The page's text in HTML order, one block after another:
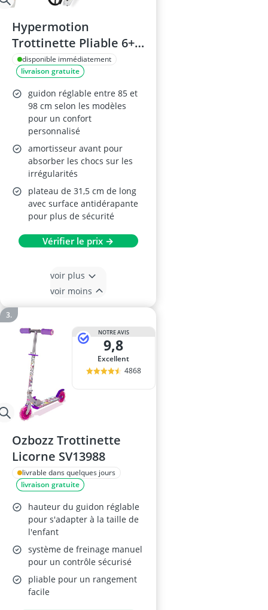
Hypermotion
Trottinette Pliable 6+
Ans
disponible immédiatement
livraison gratuite
guidon réglable entre 85 et
98 cm selon les modèles
pour un confort
personnalisé
amortisseur avant pour
absorber les chocs sur les
irrégularités
plateau de 31,5 cm de long
avec surface antidérapante
pour plus de sécurité
Vérifier le prix →
voir plus
voir moins
NOTRE AVIS
9,8
Excellent
4868
Ozbozz Trottinette
Licorne SV13988
livrable dans quelques jours
livraison gratuite
hauteur du guidon réglable
pour s'adapter à la taille de
l'enfant
système de freinage manuel
pour un contrôle sécurisé
pliable pour un rangement
facile